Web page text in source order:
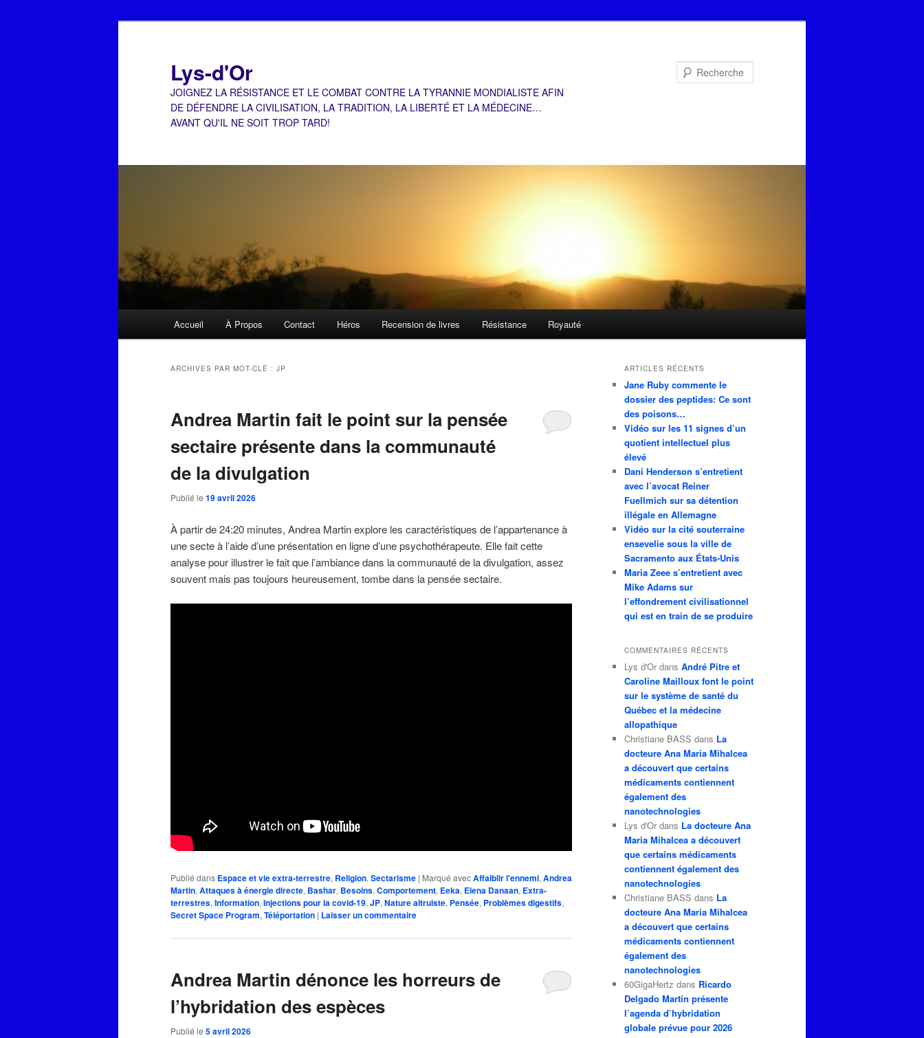
Lys-d'Or
JOIGNEZ LA RÉSISTANCE ET LE COMBAT CONTRE LA TYRANNIE MONDIALISTE AFIN
DE DÉFENDRE LA CIVILISATION, LA TRADITION, LA LIBERTÉ ET LA MÉDECINE…
AVANT QU'IL NE SOIT TROP TARD!
Accueil À Propos Contact Héros Recension de livres Résistance Royauté
ARCHIVES PAR MOT-CLÉ : JP
Andrea Martin fait le point sur la pensée
sectaire présente dans la communauté
de la divulgation
Publié le 19 avril 2026
À partir de 24:20 minutes, Andrea Martin explore les caractéristiques de l’appartenance à
une secte à l’aide d’une présentation en ligne d’une psychothérapeute. Elle fait cette
analyse pour illustrer le fait que l’ambiance dans la communauté de la divulgation, assez
souvent mais pas toujours heureusement, tombe dans la pensée sectaire.
Publié dans Espace et vie extra-terrestre, Religion, Sectarisme | Marqué avecAffaiblir l'ennemi, Andrea
Martin, Attaques à énergie directe, Bashar, Besoins, Comportement, Eeka, Elena Danaan, Extra-
terrestres, Information, Injections pour la covid-19, JP, Nature altruiste, Pensée, Problèmes digestifs,
Secret Space Program, Téléportation | Laisser un commentaire
Andrea Martin dénonce les horreurs de
l’hybridation des espèces
Publié le 5 avril 2026
ARTICLES RÉCENTS
Jane Ruby commente le
dossier des peptides: Ce sont
des poisons…
Vidéo sur les 11 signes d’un
quotient intellectuel plus
élevé
Dani Henderson s’entretient
avec l’avocat Reiner
Fuellmich sur sa détention
illégale en Allemagne
Vidéo sur la cité souterraine
ensevelie sous la ville de
Sacramento aux États-Unis
Maria Zeee s’entretient avec
Mike Adams sur
l’effondrement civilisationnel
qui est en train de se produire
COMMENTAIRES RÉCENTS
Lys d'Or dans André Pitre et
Caroline Mailloux font le point
sur le système de santé du
Québec et la médecine
allopathique
Christiane BASS dans La
docteure Ana Maria Mihalcea
a découvert que certains
médicaments contiennent
également des
nanotechnologies
Lys d'Or dans La docteure Ana
Maria Mihalcea a découvert
que certains médicaments
contiennent également des
nanotechnologies
Christiane BASS dans La
docteure Ana Maria Mihalcea
a découvert que certains
médicaments contiennent
également des
nanotechnologies
60GigaHertz dans Ricardo
Delgado Martin présente
l’agenda d’hybridation
globale prévue pour 2026